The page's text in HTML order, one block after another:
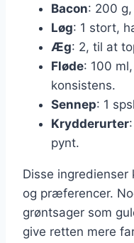
Bacon: 200
Løg: 1 stort,
Æg: 2, til at
Fløde: 100
konsistens.
Sennep: 1
Krydderurter
pynt.
Disse
og præferencer.
grøntsager som
give retten mere